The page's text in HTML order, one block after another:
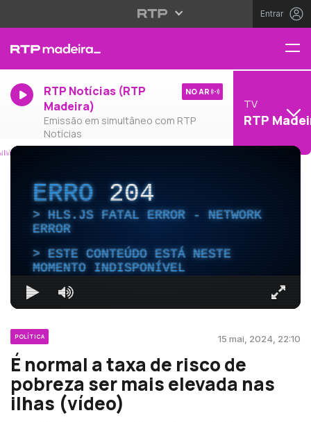
Entrar
RTP Notícias (RTP
Madeira)
Emissão em simultâneo com RTP
Notícias
NO AR
TV
RTP
ERRO204
HLS.JS FATAL ERROR - NETWORK
ERROR
ESTE CONTEÚDO ESTÁ NESTE
MOMENTO INDISPONÍVEL
POLÍTICA 15 mai, 2024, 22:10
É normal a taxa de risco de
pobreza ser mais elevada nas
ilhas (vídeo)